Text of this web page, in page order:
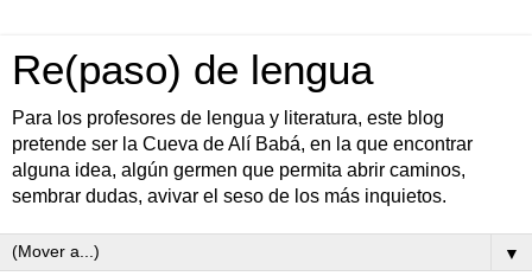
Re(paso) de lengua
Para los profesores de lengua y literatura, este blog
pretende ser la Cueva de Alí Babá, en la que encontrar
alguna idea, algún germen que permita abrir caminos,
sembrar dudas, avivar el seso de los más inquietos.
▼